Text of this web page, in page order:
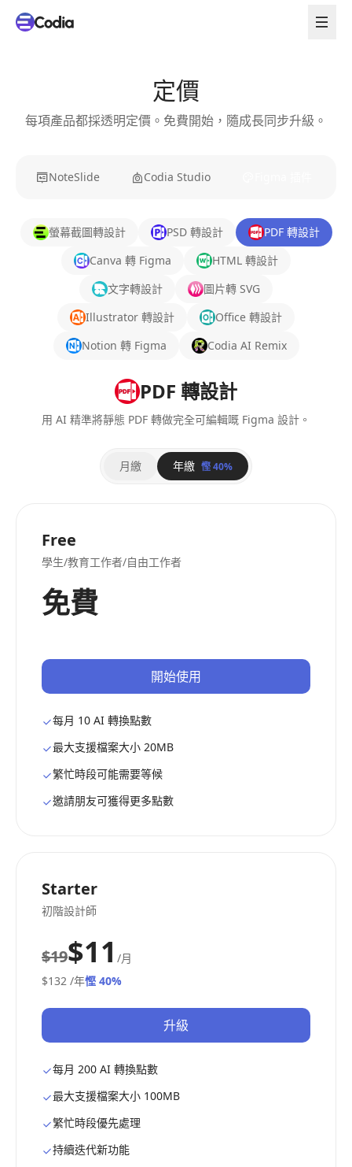
定價
每項產品都採透明定價。免費開始，隨成長同步升級。
NoteSlide Codia Studio
螢幕截圖轉設計 PSD 轉設計
PDF 轉設計
Canva 轉 Figma
HTML 轉設計
文字轉設計
圖片轉 SVG
Illustrator 轉設計
Office 轉設計
Notion 轉 Figma
Codia AI Remix
PDF 轉設計
用 AI 精準將靜態 PDF 轉做完全可編輯嘅 Figma 設計。
月繳 年繳 慳 40%
Free
學生/教育工作者/自由工作者
免費
開始使用
每月 10 AI 轉換點數
最大支援檔案大小 20MB
繁忙時段可能需要等候
邀請朋友可獲得更多點數
Starter
初階設計師
$19$11 /月
$132 /年慳 40%
升級
每月 200 AI 轉換點數
最大支援檔案大小 100MB
繁忙時段優先處理
持續迭代新功能